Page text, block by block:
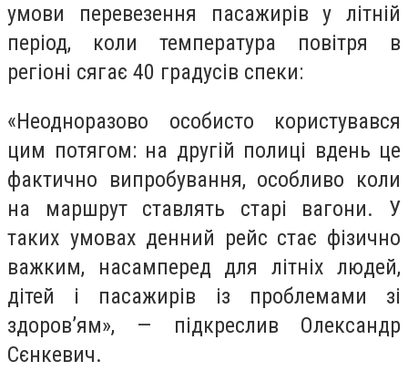
умови перевезення пасажирів у літній
період, коли температура повітря в
регіоні сягає 40 градусів спеки:
«Неодноразово особисто користувався
цим потягом: на другій полиці вдень це
фактично випробування, особливо коли
на маршрут ставлять старі вагони. У
таких умовах денний рейс стає фізично
важким, насамперед для літніх людей,
дітей і пасажирів із проблемами зі
здоров’ям», — підкреслив Олександр
Сєнкевич.